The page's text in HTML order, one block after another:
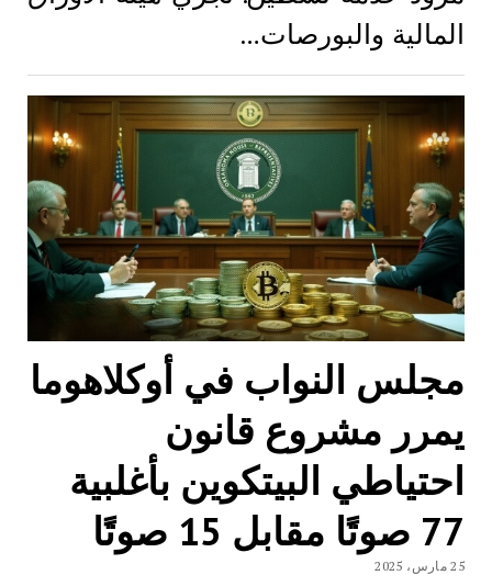
المالية والبورصات…
مجلس النواب في أوكلاهوما
يمرر مشروع قانون
احتياطي البيتكوين بأغلبية
77 صوتًا مقابل 15 صوتًا
25 مارس، 2025